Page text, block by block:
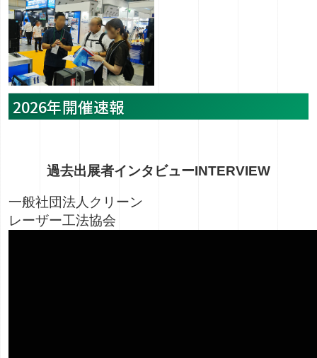
2026年開催速報
過去出展者インタビューINTERVIEW
一般社団法人クリーン
レーザー工法協会